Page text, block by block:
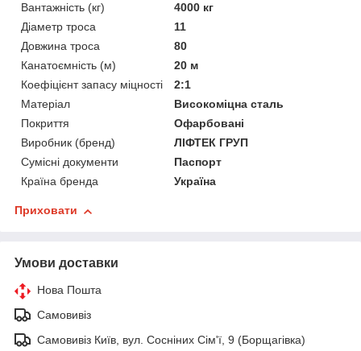
Вантажність (кг)
4000 кг
Діаметр троса
11
Довжина троса
80
Канатоємність (м)
20 м
Коефіцієнт запасу міцності
2:1
Матеріал
Високоміцна сталь
Покриття
Офарбовані
Виробник (бренд)
ЛІФТЕК ГРУП
Сумісні документи
Паспорт
Країна бренда
Україна
Приховати
Умови доставки
Нова Пошта
Самовивіз
Самовивіз Київ, вул. Сосніних Сім'ї, 9 (Борщагівка)